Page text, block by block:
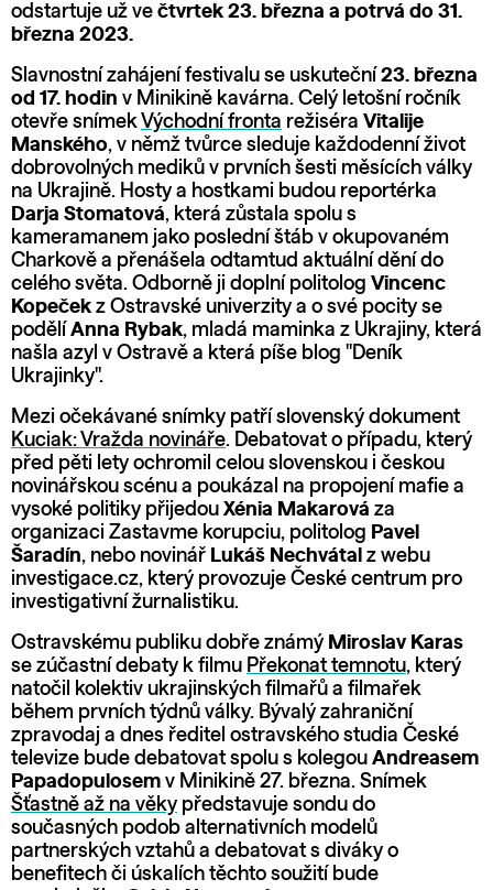
odstartuje už ve čtvrtek 23. března a potrvá do 31.
března 2023.
Slavnostní zahájení festivalu se uskuteční 23. března
od 17. hodin v Minikině kavárna. Celý letošní ročník
otevře snímek Východní fronta režiséra Vitalije
Manského, v němž tvůrce sleduje každodenní život
dobrovolných mediků v prvních šesti měsících války
na Ukrajině. Hosty a hostkami budou reportérka
Darja Stomatová, která zůstala spolu s
kameramanem jako poslední štáb v okupovaném
Charkově a přenášela odtamtud aktuální dění do
celého světa. Odborně ji doplní politolog Vincenc
Kopeček z Ostravské univerzity a o své pocity se
podělí Anna Rybak, mladá maminka z Ukrajiny, která
našla azyl v Ostravě a která píše blog "Deník
Ukrajinky".
Mezi očekávané snímky patří slovenský dokument
Kuciak: Vražda novináře. Debatovat o případu, který
před pěti lety ochromil celou slovenskou i českou
novinářskou scénu a poukázal na propojení mafie a
vysoké politiky přijedou Xénia Makarová za
organizaci Zastavme korupciu, politolog Pavel
Šaradín, nebo novinář Lukáš Nechvátal z webu
investigace.cz, který provozuje České centrum pro
investigativní žurnalistiku.
Ostravskému publiku dobře známý Miroslav Karas
se zúčastní debaty k filmu Překonat temnotu, který
natočil kolektiv ukrajinských filmařů a filmařek
během prvních týdnů války. Bývalý zahraniční
zpravodaj a dnes ředitel ostravského studia České
televize bude debatovat spolu s kolegou Andreasem
Papadopulosem v Minikině 27. března. Snímek
Šťastně až na věky představuje sondu do
současných podob alternativních modelů
partnerských vztahů a debatovat s diváky o
benefitech či úskalích těchto soužití bude